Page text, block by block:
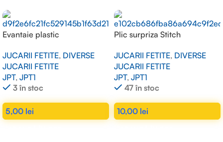
Evantaie plastic
JUCARII FETITE, DIVERSE
JUCARII FETITE
JPT, JPT1
3 în stoc
5,00 lei
Plic surpriza Stitch
JUCARII FETITE, DIVERSE
JUCARII FETITE
JPT, JPT1
47 în stoc
10,00 lei